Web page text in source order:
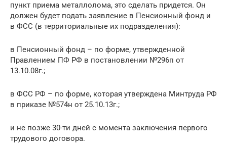
пункт приема металлолома, это сделать придется. Он
должен будет подать заявление в Пенсионный фонд и
в ФСС (в территориальные их подразделения):
в Пенсионный фонд – по форме, утвержденной
Правлением ПФ РФ в постановлении №296п от
13.10.08г.;
в ФСС РФ – по форме, которая утверждена Минтруда РФ
в приказе №574н от 25.10.13г.;
и не позже 30-ти дней с момента заключения первого
трудового договора.